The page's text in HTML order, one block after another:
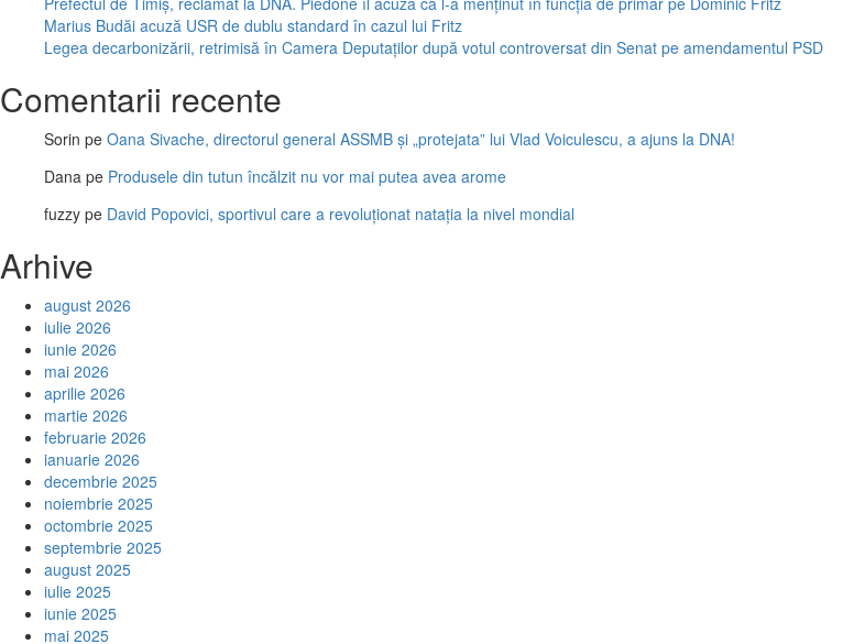
Marius Budăi acuză USR de dublu standard în cazul lui Fritz
Legea decarbonizării, retrimisă în Camera Deputaților după votul controversat din Senat pe amendamentul PSD
Comentarii recente
Sorin pe Oana Sivache, directorul general ASSMB și „protejata” lui Vlad Voiculescu, a ajuns la DNA!
Dana pe Produsele din tutun încălzit nu vor mai putea avea arome
fuzzy pe David Popovici, sportivul care a revoluționat natația la nivel mondial
Arhive
august 2026
iulie 2026
iunie 2026
mai 2026
aprilie 2026
martie 2026
februarie 2026
ianuarie 2026
decembrie 2025
noiembrie 2025
octombrie 2025
septembrie 2025
august 2025
iulie 2025
iunie 2025
mai 2025